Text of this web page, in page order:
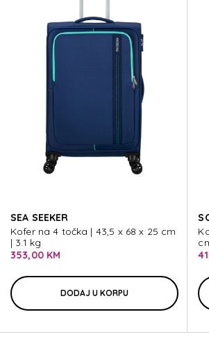
SEA SEEKER
Kofer na 4 točka | 43,5 x 68 x 25 cm
| 3.1 kg
353,00 KM
DODAJ U KORPU